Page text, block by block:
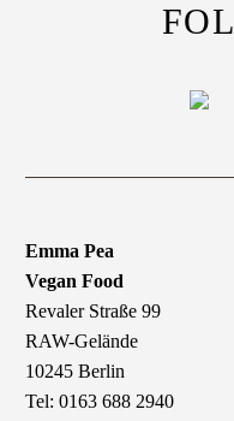
Emma Pea
Vegan Food
Revaler Straße 99
RAW-Gelände
10245 Berlin
Tel: 0163 688 2940